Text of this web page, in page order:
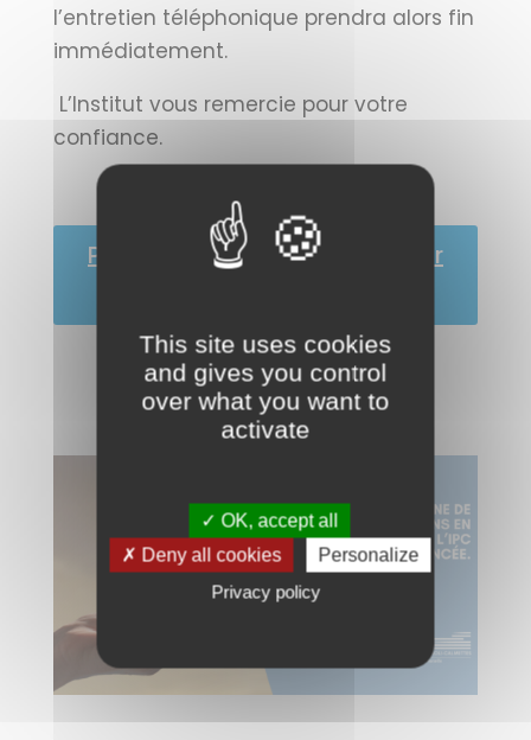
l’entretien téléphonique prendra alors fin
immédiatement.
L’Institut vous remercie pour votre
confiance.
Pour soutenir l’IPC et en savoir
This site uses cookies
and gives you control
over what you want to
activate
✓ OK, accept all
✗ Deny all cookies
Personalize
Privacy policy